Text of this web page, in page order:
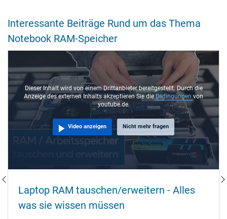
Interessante Beiträge Rund um das Thema
Notebook RAM-Speicher
Dieser Inhalt wird von einem Drittanbieter bereitgestellt. Durch die
Anzeige des externen Inhalts akzeptieren Sie dieBedingungen von
youtube.de.
Video anzeigen Nicht mehr fragen
Laptop RAM tauschen/erweitern - Alles
was sie wissen müssen